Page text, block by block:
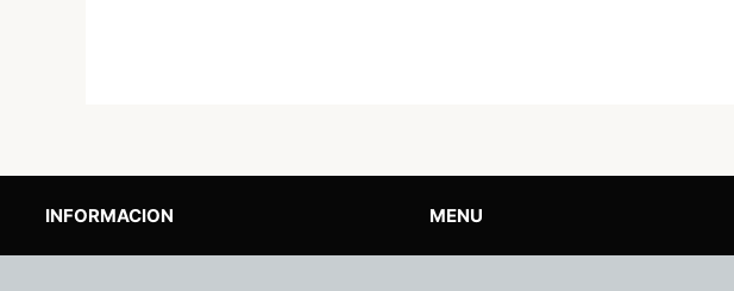
INFORMACION MENU